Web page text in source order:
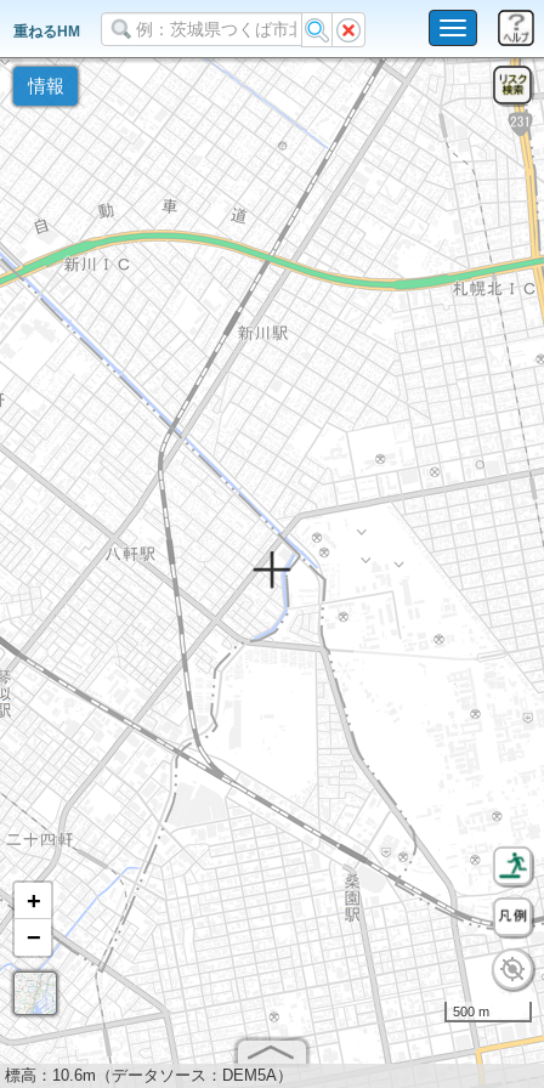
Toggle
navigation
重ねるHM
情報
+
−
500 m
標高： 10.6m（データソース：DEM5A）